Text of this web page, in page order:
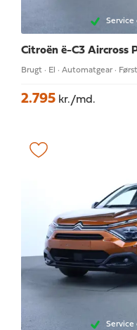
Service
Citroën ë-C3 Aircross
Brugt · El · Automatgear ·
2.795 kr./md.
Service